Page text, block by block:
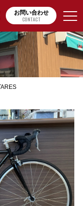
お問い合わせ
CONTACT